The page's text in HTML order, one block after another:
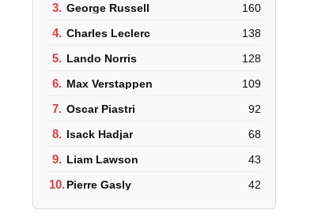
3. George Russell 160
4. Charles Leclerc 138
5. Lando Norris 128
6. Max Verstappen 109
7. Oscar Piastri 92
8. Isack Hadjar 68
9. Liam Lawson 43
10.Pierre Gasly 42